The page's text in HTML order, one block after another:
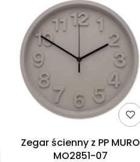
Zegar ścienny z PP MURO
MO2851-07